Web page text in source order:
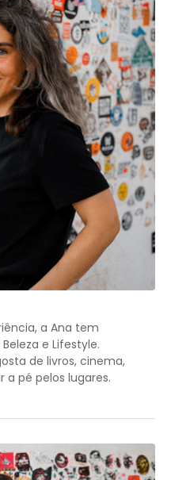
a Ana tem
e Lifestyle.
de livros, cinema,
a pé pelos lugares.